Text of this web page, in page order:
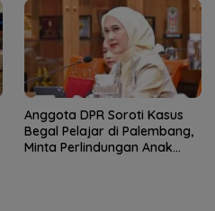
Anggota DPR Soroti Kasus
Begal Pelajar di Palembang,
Minta Perlindungan Anak